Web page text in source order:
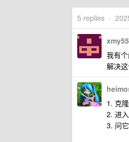
5 replies •
我有
解决
1. 克
2. 进
3. 问